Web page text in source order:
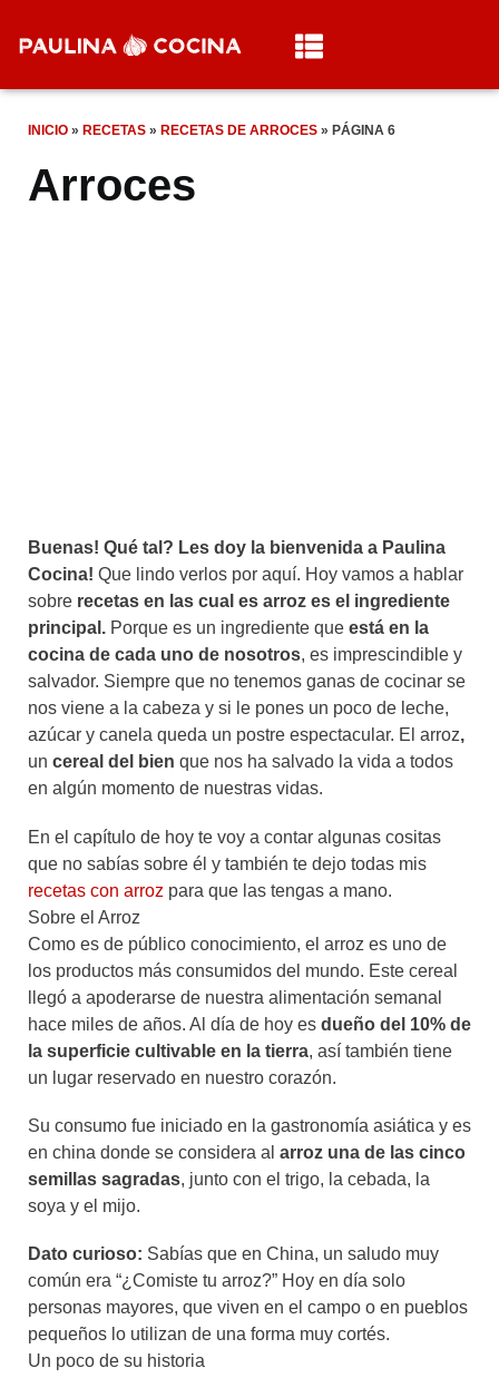
INICIO » RECETAS » RECETAS DE ARROCES » PÁGINA 6
Arroces
Buenas! Qué tal? Les doy la bienvenida a Paulina
Cocina! Que lindo verlos por aquí. Hoy vamos a hablar
sobre recetas en las cual es arroz es el ingrediente
principal. Porque es un ingrediente que está en la
cocina de cada uno de nosotros, es imprescindible y
salvador. Siempre que no tenemos ganas de cocinar se
nos viene a la cabeza y si le pones un poco de leche,
azúcar y canela queda un postre espectacular. El arroz,
un cereal del bien que nos ha salvado la vida a todos
en algún momento de nuestras vidas.
En el capítulo de hoy te voy a contar algunas cositas
que no sabías sobre él y también te dejo todas mis
recetas con arroz para que las tengas a mano.
Sobre el Arroz
Como es de público conocimiento, el arroz es uno de
los productos más consumidos del mundo. Este cereal
llegó a apoderarse de nuestra alimentación semanal
hace miles de años. Al día de hoy es dueño del 10% de
la superficie cultivable en la tierra, así también tiene
un lugar reservado en nuestro corazón.
Su consumo fue iniciado en la gastronomía asiática y es
en china donde se considera al arroz una de las cinco
semillas sagradas, junto con el trigo, la cebada, la
soya y el mijo.
Dato curioso: Sabías que en China, un saludo muy
común era “¿Comiste tu arroz?” Hoy en día solo
personas mayores, que viven en el campo o en pueblos
pequeños lo utilizan de una forma muy cortés.
Un poco de su historia